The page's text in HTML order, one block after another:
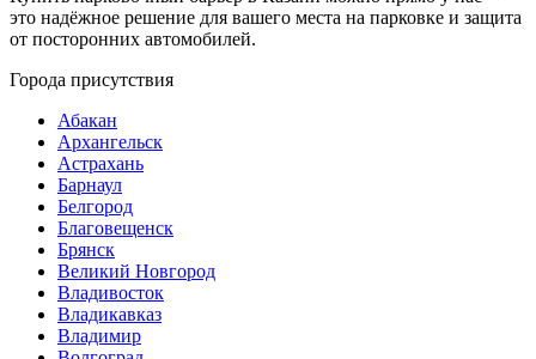
это надёжное решение для вашего места на парковке и защита
от посторонних автомобилей.
Города присутствия
Абакан
Архангельск
Астрахань
Барнаул
Белгород
Благовещенск
Брянск
Великий Новгород
Владивосток
Владикавказ
Владимир